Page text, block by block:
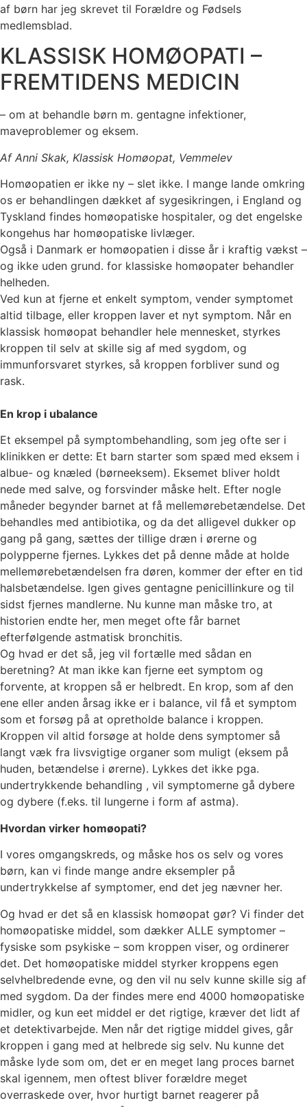
af børn har jeg skrevet til Forældre og Fødsels
medlemsblad.
KLASSISK HOMØOPATI –
FREMTIDENS MEDICIN
– om at behandle børn m. gentagne infektioner,
maveproblemer og eksem.
Af Anni Skak, Klassisk Homøopat, Vemmelev
Homøopatien er ikke ny – slet ikke. I mange lande omkring
os er behandlingen dækket af sygesikringen, i England og
Tyskland findes homøopatiske hospitaler, og det engelske
kongehus har homøopatiske livlæger.
Også i Danmark er homøopatien i disse år i kraftig vækst –
og ikke uden grund. for klassiske homøopater behandler
helheden.
Ved kun at fjerne et enkelt symptom, vender symptomet
altid tilbage, eller kroppen laver et nyt symptom. Når en
klassisk homøopat behandler hele mennesket, styrkes
kroppen til selv at skille sig af med sygdom, og
immunforsvaret styrkes, så kroppen forbliver sund og
rask.
En krop i ubalance
Et eksempel på symptombehandling, som jeg ofte ser i
klinikken er dette: Et barn starter som spæd med eksem i
albue- og knæled (børneeksem). Eksemet bliver holdt
nede med salve, og forsvinder måske helt. Efter nogle
måneder begynder barnet at få mellemørebetændelse. Det
behandles med antibiotika, og da det alligevel dukker op
gang på gang, sættes der tillige dræn i ørerne og
polypperne fjernes. Lykkes det på denne måde at holde
mellemørebetændelsen fra døren, kommer der efter en tid
halsbetændelse. Igen gives gentagne penicillinkure og til
sidst fjernes mandlerne. Nu kunne man måske tro, at
historien endte her, men meget ofte får barnet
efterfølgende astmatisk bronchitis.
Og hvad er det så, jeg vil fortælle med sådan en
beretning? At man ikke kan fjerne eet symptom og
forvente, at kroppen så er helbredt. En krop, som af den
ene eller anden årsag ikke er i balance, vil få et symptom
som et forsøg på at opretholde balance i kroppen.
Kroppen vil altid forsøge at holde dens symptomer så
langt væk fra livsvigtige organer som muligt (eksem på
huden, betændelse i ørerne). Lykkes det ikke pga.
undertrykkende behandling , vil symptomerne gå dybere
og dybere (f.eks. til lungerne i form af astma).
Hvordan virker homøopati?
I vores omgangskreds, og måske hos os selv og vores
børn, kan vi finde mange andre eksempler på
undertrykkelse af symptomer, end det jeg nævner her.
Og hvad er det så en klassisk homøopat gør? Vi finder det
homøopatiske middel, som dækker ALLE symptomer –
fysiske som psykiske – som kroppen viser, og ordinerer
det. Det homøopatiske middel styrker kroppens egen
selvhelbredende evne, og den vil nu selv kunne skille sig af
med sygdom. Da der findes mere end 4000 homøopatiske
midler, og kun eet middel er det rigtige, kræver det lidt af
et detektivarbejde. Men når det rigtige middel gives, går
kroppen i gang med at helbrede sig selv. Nu kunne det
måske lyde som om, det er en meget lang proces barnet
skal igennem, men oftest bliver forældre meget
overraskede over, hvor hurtigt barnet reagerer på